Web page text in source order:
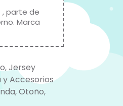
, parte de
Marca
,Jersey
y Accesorios
,Otoño,